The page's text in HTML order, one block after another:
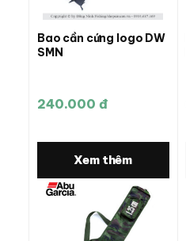
Bao cần cứng logo DW
SMN
240.000 đ
Xem thêm